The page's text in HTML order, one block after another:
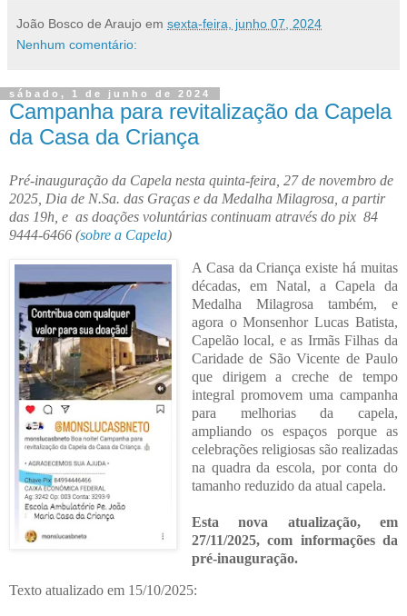
João Bosco de Araujo em sexta-feira, junho 07, 2024
Nenhum comentário:
sábado, 1 de junho de 2024
Campanha para revitalização da Capela
da Casa da Criança
Pré-inauguração da Capela nesta quinta-feira, 27 de novembro de
2025, Dia de N.Sa. das Graças e da Medalha Milagrosa, a partir
das 19h, e as doações voluntárias continuam através do pix 84
9444-6466 (sobre a Capela)
A Casa da Criança existe há muitas
décadas, em Natal, a Capela da
Medalha Milagrosa também, e
agora o Monsenhor Lucas Batista,
Capelão local, e as Irmãs Filhas da
Caridade de São Vicente de Paulo
que dirigem a creche de tempo
integral promovem uma campanha
para melhorias da capela,
ampliando os espaços porque as
celebrações religiosas são realizadas
na quadra da escola, por conta do
tamanho reduzido da atual capela.
Esta nova atualização, em
27/11/2025, com informações da
pré-inauguração.
Texto atualizado em 15/10/2025: